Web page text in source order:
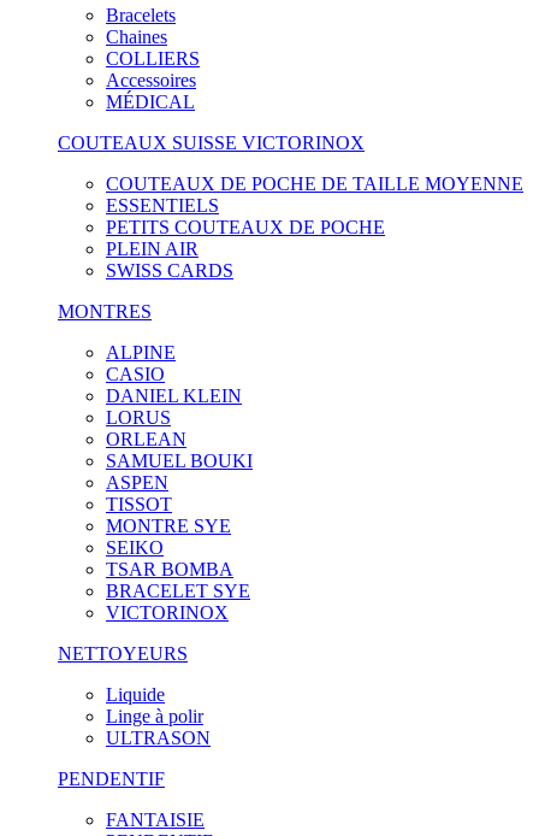
Bracelets
Chaines
COLLIERS
Accessoires
MÉDICAL
COUTEAUX SUISSE VICTORINOX
COUTEAUX DE POCHE DE TAILLE MOYENNE
ESSENTIELS
PETITS COUTEAUX DE POCHE
PLEIN AIR
SWISS CARDS
MONTRES
ALPINE
CASIO
DANIEL KLEIN
LORUS
ORLEAN
SAMUEL BOUKI
ASPEN
TISSOT
MONTRE SYE
SEIKO
TSAR BOMBA
BRACELET SYE
VICTORINOX
NETTOYEURS
Liquide
Linge à polir
ULTRASON
PENDENTIF
FANTAISIE